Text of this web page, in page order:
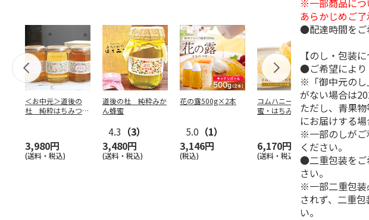
＜お中元＞道後の
杜 純粋はちみつセ
3,980円
(送料・税込)
道後の杜 純粋みか
ん蜂蜜
4.3 （3）
3,480円
(送料・税込)
花の露500g×2本
5.0 （1）
3,146円
(税込)
コムハニー （ 巣
蜜・はちみつ ）
340g [農薬残留検
6,170円
(送料・税込)
純粋国産
4.0（
2,700円
(送料・税
※一部商品につ
あらかじめご了
●配達時間をご
【のし・包装に
●ご希望により
※「御中元のし
がない場合は
ただし、青果
にお届けする
※一部のしがご
ください。
●二重包装をご
さい。
※一部二重包装
されず、二重
い。